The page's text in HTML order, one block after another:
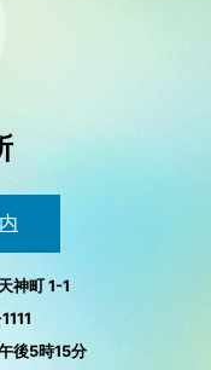
神町 1-1
後5時15分